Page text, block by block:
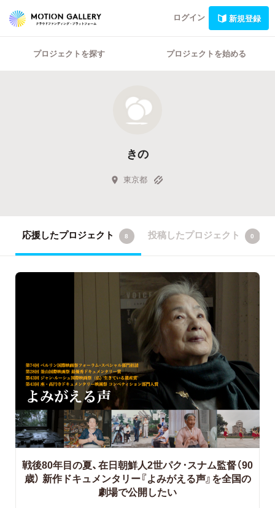
ログイン 新規登録
プロジェクトを探す プロジェクトを始める
きの
東京都
応援したプロジェクト 8 投稿したプロジェクト 0
戦後80年目の夏、在日朝鮮人2世パク･スナム監督（90
歳） 新作ドキュメンタリー『よみがえる声』を全国の
劇場で公開したい